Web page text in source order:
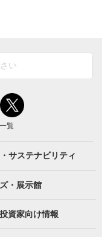
覧
サステナビリティ
・展示館
資家向け情報